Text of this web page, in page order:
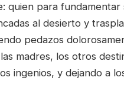
quien para fundamentar
al desierto y
pedazos
madres, los otros
ingenios, y dejando a